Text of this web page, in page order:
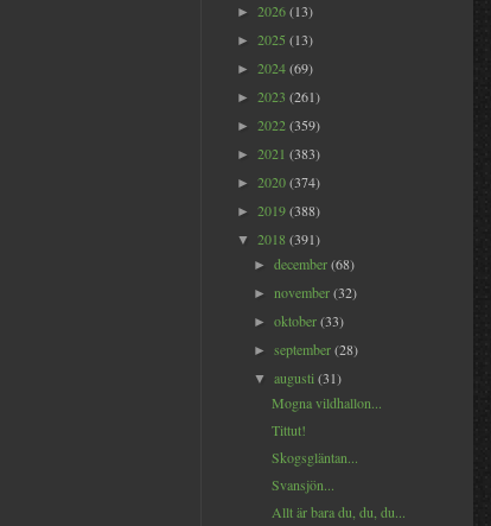
► 2026(13)
► 2025 (13)
► 2024(69)
► 2023 (261)
► 2022(359)
► 2021 (383)
► 2020(374)
► 2019(388)
▼ 2018 (391)
►december(68)
►november(32)
►oktober(33)
►september(28)
▼augusti(31)
Mogna vildhallon...
Tittut!
Skogsgläntan...
Svansjön...
Allt är bara du, du, du...